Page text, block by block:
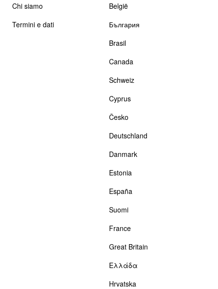
Chi siamo
Termini e dati
België
България
Brasil
Canada
Schweiz
Cyprus
Česko
Deutschland
Danmark
Estonia
España
Suomi
France
Great Britain
Ελλάδα
Hrvatska